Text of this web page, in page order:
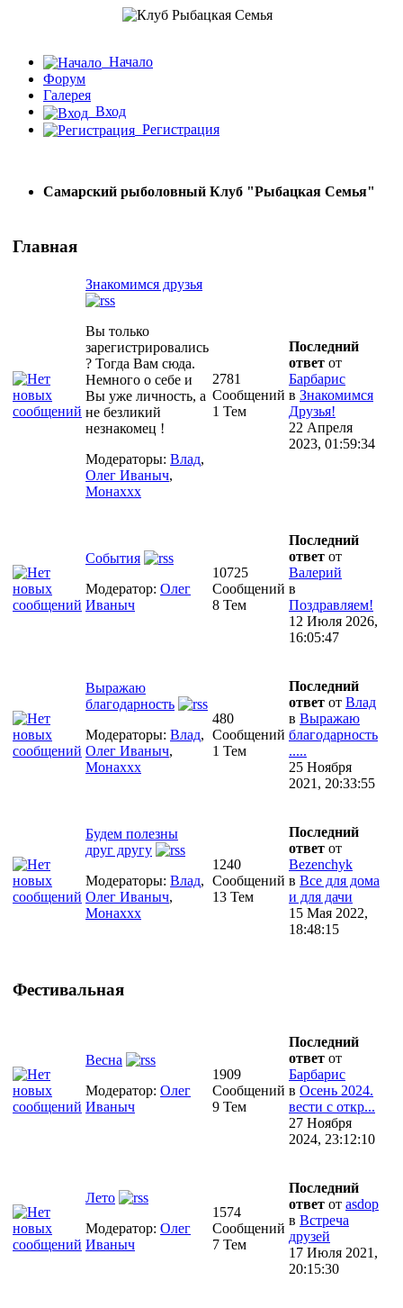
Начало
Форум
Галерея
Вход
Регистрация
Самарский рыболовный Клуб "Рыбацкая Семья"
Главная
Знакомимся друзья
Вы только
зарегистрировались
? Тогда Вам сюда.
Немного о себе и
Вы уже личность, а
не безликий
незнакомец !
Модераторы: Влад,
Олег Иваныч,
Монаххх
2781
Сообщений
1 Тем
Последний
ответ от
Барбарис
в Знакомимся
Друзья!
22 Апреля
2023, 01:59:34
События
Модератор: Олег
Иваныч
10725
Сообщений
8 Тем
Последний
ответ от
Валерий
в
Поздравляем!
12 Июля 2026,
16:05:47
Выражаю
благодарность
Модераторы: Влад,
Олег Иваныч,
Монаххх
480
Сообщений
1 Тем
Последний
ответ от Влад
в Выражаю
благодарность
.....
25 Ноября
2021, 20:33:55
Будем полезны
друг другу
Модераторы: Влад,
Олег Иваныч,
Монаххх
1240
Сообщений
13 Тем
Последний
ответ от
Bezenchyk
в Все для дома
и для дачи
15 Мая 2022,
18:48:15
Фестивальная
Весна
Модератор: Олег
Иваныч
1909
Сообщений
9 Тем
Последний
ответ от
Барбарис
в Осень 2024.
вести с откр...
27 Ноября
2024, 23:12:10
Лето
Модератор: Олег
Иваныч
1574
Сообщений
7 Тем
Последний
ответ от asdop
в Встреча
друзей
17 Июля 2021,
20:15:30